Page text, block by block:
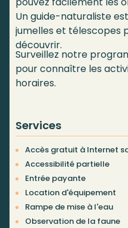
Un guide-naturaliste
jumelles et télescopes
découvrir.
Surveillez notre
pour connaître les
horaires.
Services
Accès gratuit à Internet
Accessibilité partielle
Entrée payante
Location d'équipement
Rampe de mise à l'eau
Observation de la faune